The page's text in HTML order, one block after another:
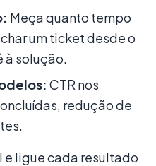
Meça quanto tempo
um ticket desde o
à solução.
CTR nos
redução de
e ligue cada resultado